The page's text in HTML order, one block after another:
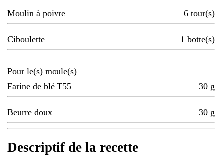
Moulin à poivre 6 tour(s)
Ciboulette 1 botte(s)
Pour le(s) moule(s)
Farine de blé T55
30 g
Beurre doux 30 g
Descriptif de la recette